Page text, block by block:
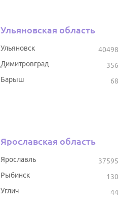
Ульяновская область
40498
Ульяновск
356
Димитровград
68
Барыш
Ярославская область
37595
Ярославль
130
Рыбинск
44
Углич